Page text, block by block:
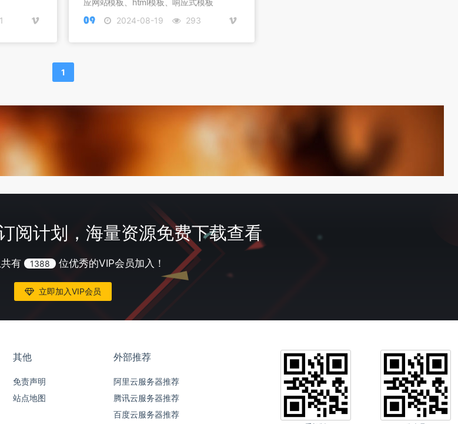
应网站模板、html模板、响应式模板
2024-08-19
293
1
阅计划，海量资源免费下载查看
有 1388 位优秀的VIP会员加入！
立即加入VIP会员
其他
免责声明
站点地图
外部推荐
阿里云服务器推荐
腾讯云服务器推荐
百度云服务器推荐
客服